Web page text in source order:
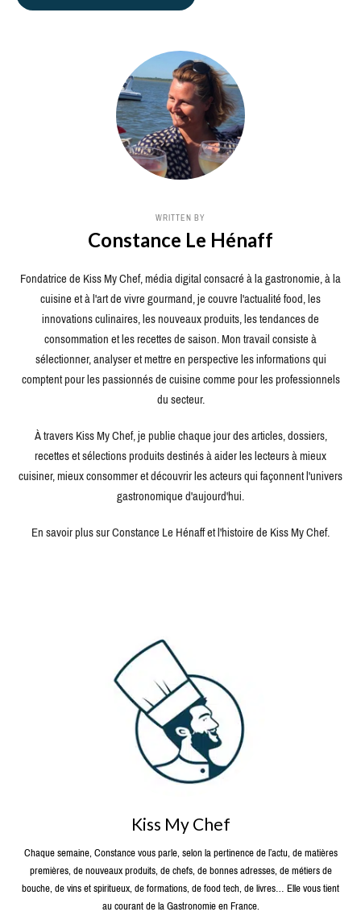
WRITTEN BY
Constance Le Hénaff
Fondatrice de Kiss My Chef, média digital consacré à la gastronomie, à la
cuisine et à l'art de vivre gourmand, je couvre l'actualité food, les
innovations culinaires, les nouveaux produits, les tendances de
consommation et les recettes de saison. Mon travail consiste à
sélectionner, analyser et mettre en perspective les informations qui
comptent pour les passionnés de cuisine comme pour les professionnels
du secteur.
À travers Kiss My Chef, je publie chaque jour des articles, dossiers,
recettes et sélections produits destinés à aider les lecteurs à mieux
cuisiner, mieux consommer et découvrir les acteurs qui façonnent l'univers
gastronomique d'aujourd'hui.
En savoir plus sur Constance Le Hénaff et l'histoire de Kiss My Chef.
Kiss My Chef
Chaque semaine, Constance vous parle, selon la pertinence de l’actu, de matières
premières, de nouveaux produits, de chefs, de bonnes adresses, de métiers de
bouche, de vins et spiritueux, de formations, de food tech, de livres… Elle vous tient
au courant de la Gastronomie en France.